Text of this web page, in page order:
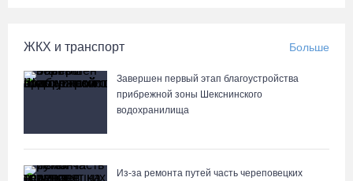
ЖКХ и транспорт Больше
Завершен первый этап благоустройства
прибрежной зоны Шекснинского
водохранилища
Из-за ремонта путей часть череповецких